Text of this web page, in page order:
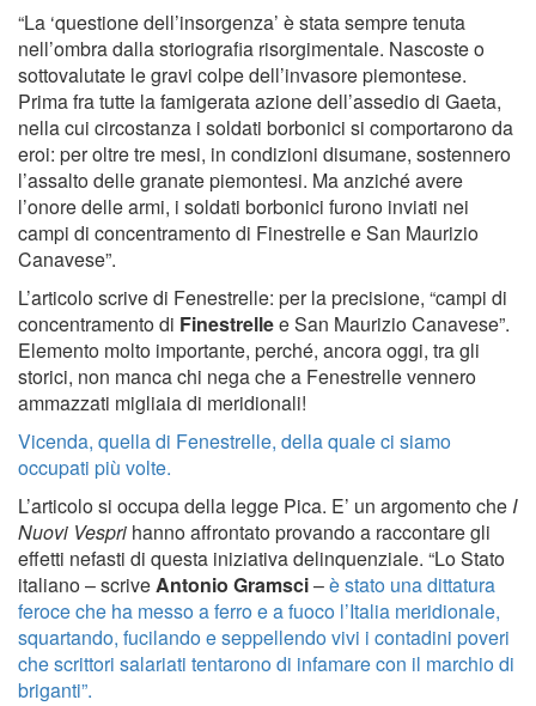
“La ‘questione dell’insorgenza’ è stata sempre tenuta
nell’ombra dalla storiografia risorgimentale. Nascoste o
sottovalutate le gravi colpe dell’invasore piemontese.
Prima fra tutte la famigerata azione dell’assedio di Gaeta,
nella cui circostanza i soldati borbonici si comportarono da
eroi: per oltre tre mesi, in condizioni disumane, sostennero
l’assalto delle granate piemontesi. Ma anziché avere
l’onore delle armi, i soldati borbonici furono inviati nei
campi di concentramento di Finestrelle e San Maurizio
Canavese”.
L’articolo scrive di Fenestrelle: per la precisione, “campi di
concentramento di Finestrellee San Maurizio Canavese”.
Elemento molto importante, perché, ancora oggi, tra gli
storici, non manca chi nega che a Fenestrelle vennero
ammazzati migliaia di meridionali!
Vicenda, quella di Fenestrelle, della quale ci siamo
occupati più volte.
L’articolo si occupa della legge Pica. E’ un argomento che I
Nuovi Vespri hanno affrontato provando a raccontare gli
effetti nefasti di questa iniziativa delinquenziale. “Lo Stato
italiano – scriveAntonio Gramsci–è stato una dittatura
feroce che ha messo a ferro e a fuoco l’Italia meridionale,
squartando, fucilando e seppellendo vivi i contadini poveri
che scrittori salariati tentarono di infamare con il marchio di
briganti”.